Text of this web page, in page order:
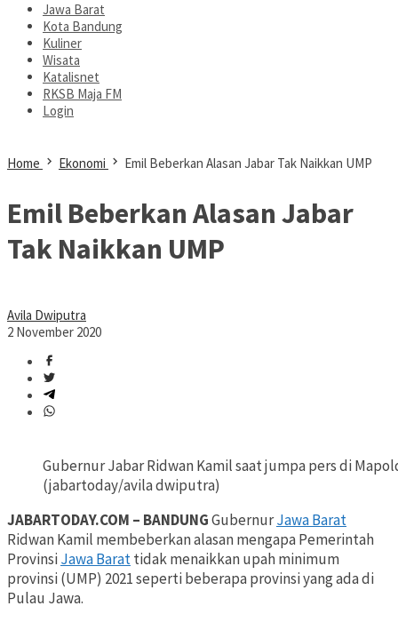
Jawa Barat
Kota Bandung
Kuliner
Wisata
Katalisnet
RKSB Maja FM
Login
Home Ekonomi Emil Beberkan Alasan Jabar Tak Naikkan UMP
Emil Beberkan Alasan Jabar
Tak Naikkan UMP
Avila Dwiputra
2 November 2020
Gubernur Jabar Ridwan Kamil saat jumpa pers di
(jabartoday/avila dwiputra)
JABARTODAY.COM – BANDUNGGubernurJawa Barat
Ridwan Kamil membeberkan alasan mengapa Pemerintah
ProvinsiJawa Barattidak menaikkan upah minimum
provinsi (UMP) 2021 seperti beberapa provinsi yang ada di
Pulau Jawa.